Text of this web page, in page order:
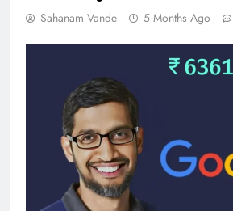
Sahanam Vande 5 Months Ago